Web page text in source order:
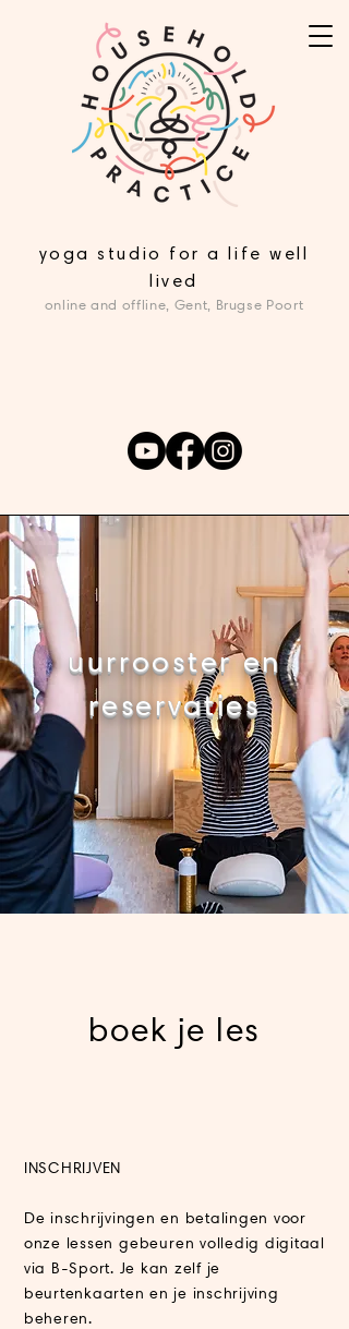
yoga studio for a life well
lived
online and offline, Gent, Brugse Poort
uurroosteren
reservaties
boek je les
INSCHRIJVEN
De inschrijvingen en betalingen voor
onze lessen gebeurenvolledig digitaal
via B-Sport. Je kan zelf je
beurtenkaarten en je inschrijving
beheren.